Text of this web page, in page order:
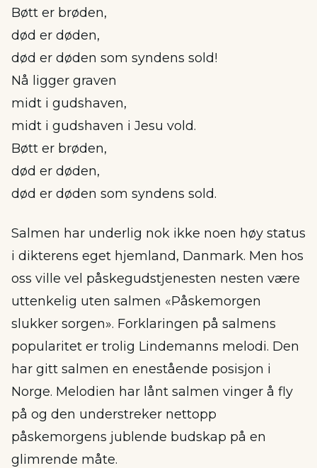
Bøtt er brøden,
død er døden,
død er døden som syndens sold!
Nå ligger graven
midt i gudshaven,
midt i gudshaven i Jesu vold.
Bøtt er brøden,
død er døden,
død er døden som syndens sold.
Salmen har underlig nok ikke noen høy status
i dikterens eget hjemland, Danmark. Men hos
oss ville vel påskegudstjenesten nesten være
uttenkelig uten salmen «Påskemorgen
slukker sorgen». Forklaringen på salmens
popularitet er trolig Lindemanns melodi. Den
har gitt salmen en enestående posisjon i
Norge. Melodien har lånt salmen vinger å fly
på og den understreker nettopp
påskemorgens jublende budskap på en
glimrende måte.